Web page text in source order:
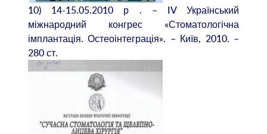
10) 14-15.05.2010 р . – IV Український
міжнародний конгрес «Стоматологічна
імплантація. Остеоінтеграція». – Київ, 2010. –
280 ст.